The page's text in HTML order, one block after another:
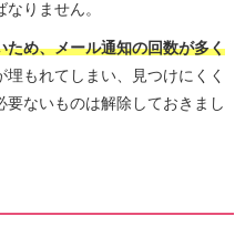
りません。
ため、メール通知の回数が多く
埋もれてしまい、見つけにくく
ないものは解除しておきまし